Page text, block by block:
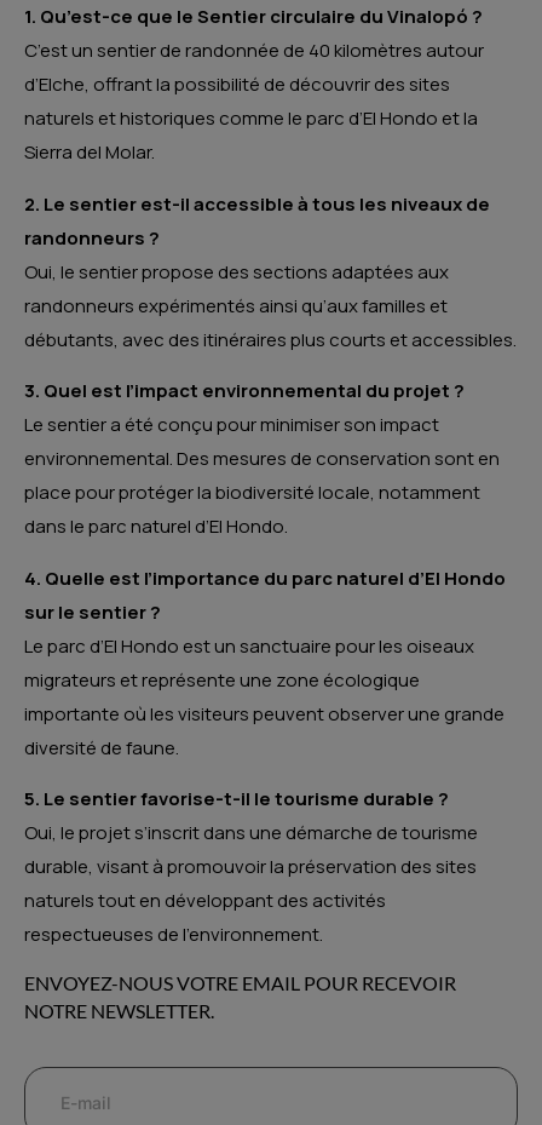
1. Qu’est-ce que le Sentier circulaire du Vinalopó ?
C’est un sentier de randonnée de 40 kilomètres autour
d’Elche, offrant la possibilité de découvrir des sites
naturels et historiques comme le parc d’El Hondo et la
Sierra del Molar.
2. Le sentier est-il accessible à tous les niveaux de
randonneurs ?
Oui, le sentier propose des sections adaptées aux
randonneurs expérimentés ainsi qu’aux familles et
débutants, avec des itinéraires plus courts et accessibles.
3. Quel est l’impact environnemental du projet ?
Le sentier a été conçu pour minimiser son impact
environnemental. Des mesures de conservation sont en
place pour protéger la biodiversité locale, notamment
dans le parc naturel d’El Hondo.
4. Quelle est l’importance du parc naturel d’El Hondo
sur le sentier ?
Le parc d’El Hondo est un sanctuaire pour les oiseaux
migrateurs et représente une zone écologique
importante où les visiteurs peuvent observer une grande
diversité de faune.
5. Le sentier favorise-t-il le tourisme durable ?
Oui, le projet s’inscrit dans une démarche de tourisme
durable, visant à promouvoir la préservation des sites
naturels tout en développant des activités
respectueuses de l’environnement.
ENVOYEZ-NOUS VOTRE EMAIL POUR RECEVOIR
NOTRE NEWSLETTER.